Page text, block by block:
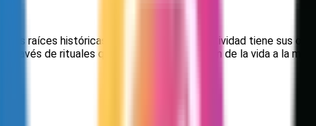
sus raíces históricas. Se cree que esta festividad tiene sus
de rituales que honraban la transición de la vida a la